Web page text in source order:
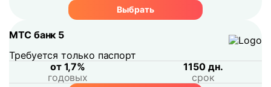
Выбрать
МТС банк 5
Требуется только паспорт
от 1,7%
годовых
1150 дн.
срок